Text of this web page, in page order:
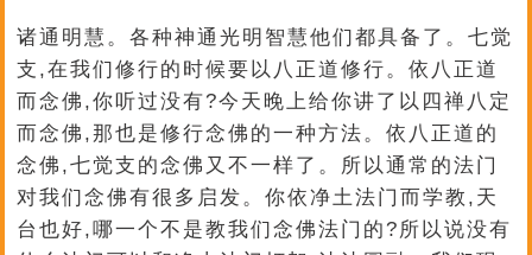
诸通明慧。各种神通光明智慧他们都具备了。七觉
支,在我们修行的时候要以八正道修行。依八正道
而念佛,你听过没有?今天晚上给你讲了以四禅八定
而念佛,那也是修行念佛的一种方法。依八正道的
念佛,七觉支的念佛又不一样了。所以通常的法门
对我们念佛有很多启发。你依净土法门而学教,天
台也好,哪一个不是教我们念佛法门的?所以说没有